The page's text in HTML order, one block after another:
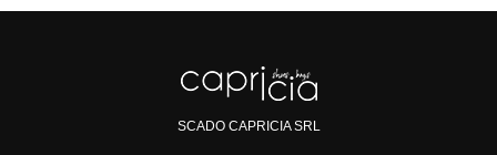
SCADO CAPRICIA SRL